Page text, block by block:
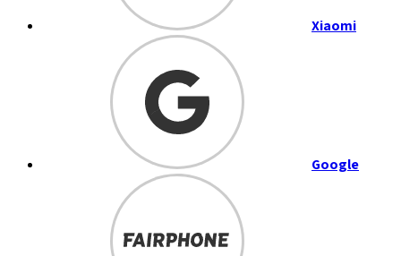
Xiaomi
Google